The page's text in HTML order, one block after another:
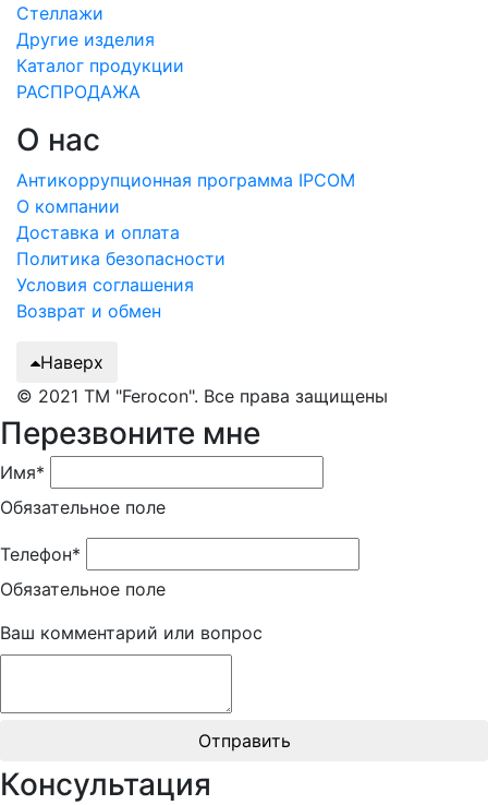
Стеллажи
Другие изделия
Каталог продукции
РАСПРОДАЖА
О нас
Антикоррупционная программа IPCOM
О компании
Доставка и оплата
Политика безопасности
Условия соглашения
Возврат и обмен
Наверх
© 2021 ТМ "Ferocon". Все права защищены
Перезвоните мне
Имя*
Обязательное поле
Телефон*
Обязательное поле
Ваш комментарий или вопрос
Отправить
Консультация